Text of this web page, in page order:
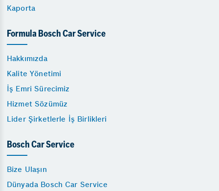
Kaporta
Formula Bosch Car Service
Hakkımızda
Kalite Yönetimi
İş Emri Sürecimiz
Hizmet Sözümüz
Lider Şirketlerle İş Birlikleri
Bosch Car Service
Bize Ulaşın
Dünyada Bosch Car Service